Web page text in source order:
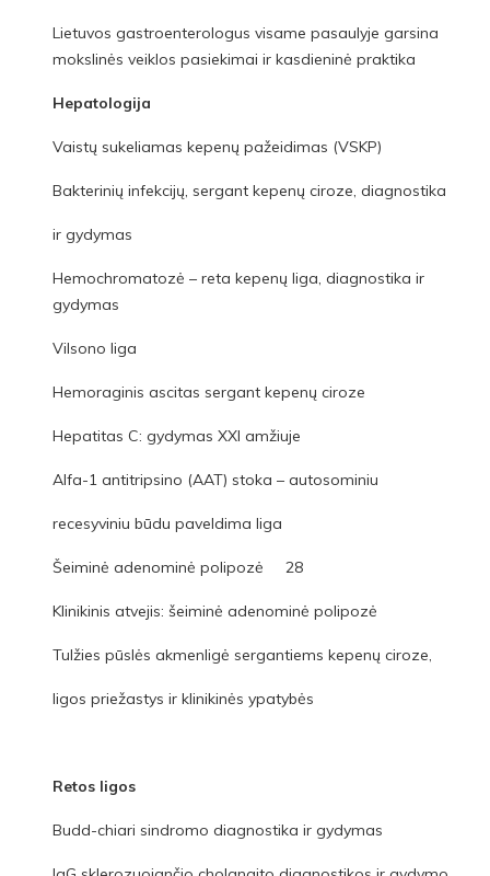
Lietuvos gastroenterologus visame pasaulyje garsina
mokslinės veiklos pasiekimai ir kasdieninė praktika
Hepatologija
Vaistų sukeliamas kepenų pažeidimas (VSKP)
Bakterinių infekcijų, sergant kepenų ciroze, diagnostika
ir gydymas
Hemochromatozė – reta kepenų liga, diagnostika ir
gydymas
Vilsono liga
Hemoraginis ascitas sergant kepenų ciroze
Hepatitas C: gydymas XXI amžiuje
Alfa-1 antitripsino (AAT) stoka – autosominiu
recesyviniu būdu paveldima liga
Šeiminė adenominė polipozė 28
Klinikinis atvejis: šeiminė adenominė polipozė
Tulžies pūslės akmenligė sergantiems kepenų ciroze,
ligos priežastys ir klinikinės ypatybės
Retos ligos
Budd-chiari sindromo diagnostika ir gydymas